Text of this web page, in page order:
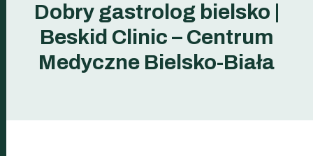
Dobry gastrolog bielsko |
Beskid Clinic – Centrum
Medyczne Bielsko-Biała